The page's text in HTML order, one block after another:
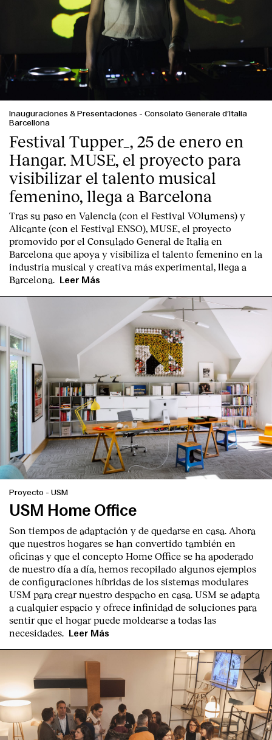
Contacto
Inauguraciones & Presentaciones - Consolato Generale d’Italia
Barcellona
Festival Tupper_, 25 de enero en
Hangar. MUSE, el proyecto para
visibilizar el talento musical
femenino, llega a Barcelona
Tras su paso en Valencia (con el Festival VOlumens) y
Alicante (con el Festival ENSO), MUSE, el proyecto
promovido por el Consulado General de Italia en
Barcelona que apoya y visibiliza el talento femenino en la
industria musical y creativa más experimental, llega a
Barcelona.
Leer Más
Proyecto - USM
USM Home Office
Son tiempos de adaptación y de quedarse en casa. Ahora
que nuestros hogares se han convertido también en
oficinas y que el concepto Home Office se ha apoderado
de nuestro día a día, hemos recopilado algunos ejemplos
de configuraciones híbridas de los sistemas modulares
USM para crear nuestro despacho en casa. USM se adapta
a cualquier espacio y ofrece infinidad de soluciones para
sentir que el hogar puede moldearse a todas las
necesidades.
Leer Más